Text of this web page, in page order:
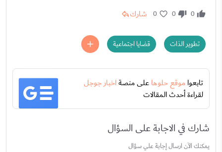
0
0
0 شارك
تطوير الذات قضايا اجتماعية
تابعواموقع حلوهاعلى منصةاخبار جوجل
لقراءة أحدث المقالات
شارك في الاجابة على السؤال
يمكنك الآن ارسال إجابة علي سؤال